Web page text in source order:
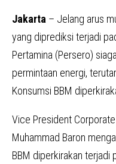
Jakarta – Jelang arus
yang diprediksi terjadi
Pertamina (Persero)
permintaan energi,
Konsumsi BBM
Vice President
Muhammad Baron
BBM diperkirakan terjadi